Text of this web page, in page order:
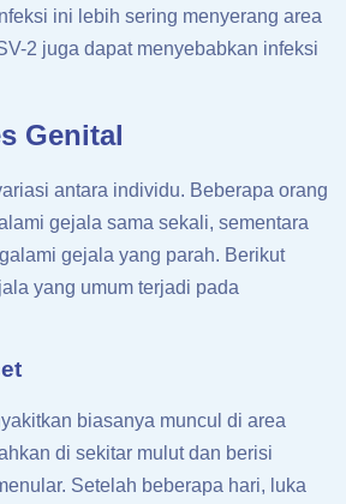
ini lebih sering menyerang area
2 juga dapat menyebabkan infeksi
Genital
antara individu. Beberapa orang
gejala sama sekali, sementara
gejala yang parah. Berikut
yang umum terjadi pada
biasanya muncul di area
di sekitar mulut dan berisi
Setelah beberapa hari, luka